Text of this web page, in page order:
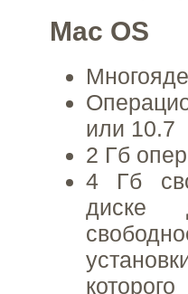
Mac OS
или 10.7
2 Гб
4 Гб
диске